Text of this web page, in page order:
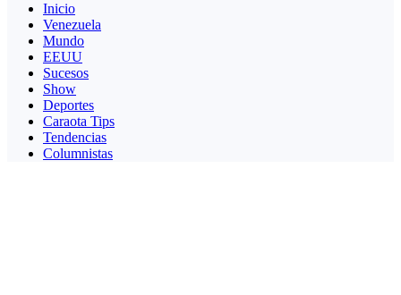
Inicio
Venezuela
Mundo
EEUU
Sucesos
Show
Deportes
Caraota Tips
Tendencias
Columnistas